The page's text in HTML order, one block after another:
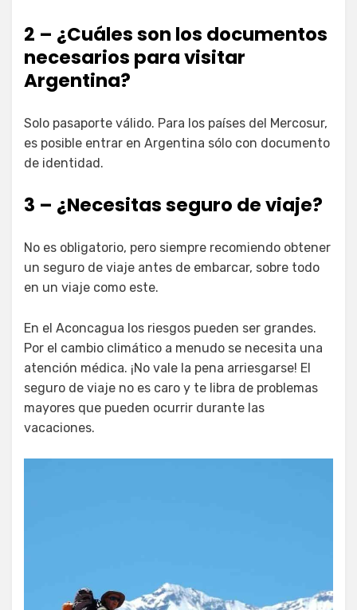
2 – ¿Cuáles son los documentos
necesarios para visitar
Argentina?
Solo pasaporte válido. Para los países del Mercosur,
es posible entrar en Argentina sólo con documento
de identidad.
3 – ¿Necesitas seguro de viaje?
No es obligatorio, pero siempre recomiendo obtener
un seguro de viaje antes de embarcar, sobre todo
en un viaje como este.
En el Aconcagua los riesgos pueden ser grandes.
Por el cambio climático a menudo se necesita una
atención médica. ¡No vale la pena arriesgarse! El
seguro de viaje no es caro y te libra de problemas
mayores que pueden ocurrir durante las
vacaciones.